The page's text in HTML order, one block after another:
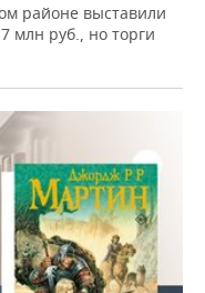
районе выставили
млн руб., но торги